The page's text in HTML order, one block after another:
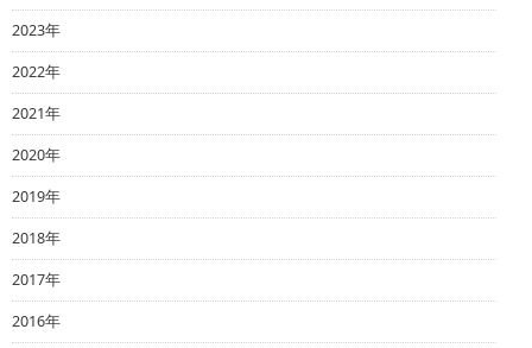
2023年
2022年
2021年
2020年
2019年
2018年
2017年
2016年